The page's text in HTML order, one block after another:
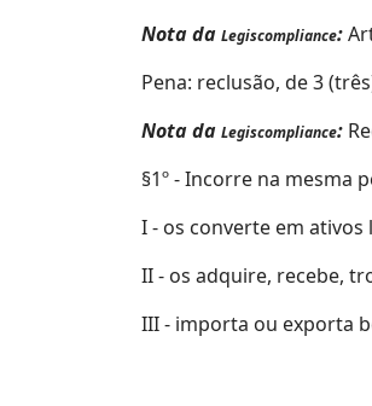
Nota da Legiscompliance:
Pena: reclusão, de 3
Nota da Legiscompliance:
§1º - Incorre na mesma
I - os converte em ativos
II - os adquire, recebe,
III - importa ou exporta